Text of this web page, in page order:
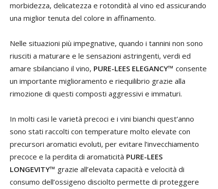
morbidezza, delicatezza e rotondità al vino ed assicurando
una miglior tenuta del colore in affinamento.
Nelle situazioni più impegnative, quando i tannini non sono
riusciti a maturare e le sensazioni astringenti, verdi ed
amare sbilanciano il vino, PURE-LEES ELEGANCY™ consente
un importante miglioramento e riequilibrio grazie alla
rimozione di questi composti aggressivi e immaturi.
In molti casi le varietà precoci e i vini bianchi quest’anno
sono stati raccolti con temperature molto elevate con
precursori aromatici evoluti, per evitare l’invecchiamento
precoce e la perdita di aromaticità PURE-LEES
LONGEVITY™ grazie all’elevata capacità e velocità di
consumo dell’ossigeno disciolto permette di proteggere